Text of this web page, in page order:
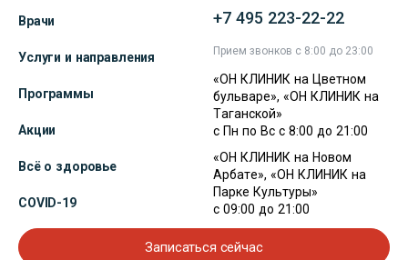
Врачи
Услуги и направления
Программы
Акции
Всё о здоровье
COVID-19
+7 495 223-22-22
Прием звонков с 8:00 до 23:00
«ОН КЛИНИК на Цветном
бульваре», «ОН КЛИНИК на
Таганской»
с Пн по Вс с 8:00 до 21:00
«ОН КЛИНИК на Новом
Арбате», «ОН КЛИНИК на
Парке Культуры»
с 09:00 до 21:00
Записаться сейчас